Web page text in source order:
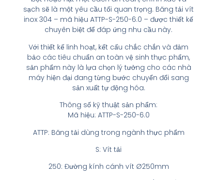
sạch sẽ là một yêu cầu tối quan trọng. Băng tải vít
inox 304 – mã hiệu ATTP-S-250-6.0 – được thiết kế
chuyên biệt để đáp ứng nhu cầu này.
Với thiết kế linh hoạt, kết cấu chắc chắn và đảm
bảo các tiêu chuẩn an toàn vệ sinh thực phẩm,
sản phẩm này là lựa chọn lý tưởng cho các nhà
máy hiện đại đang từng bước chuyển đổi sang
sản xuất tự động hóa.
Thông số kỹ thuật sản phẩm:
Mã hiệu: ATTP-S-250-6.0
ATTP: Băng tải dùng trong ngành thực phẩm
S: Vít tải
250: Đường kính cánh vít Ø250mm